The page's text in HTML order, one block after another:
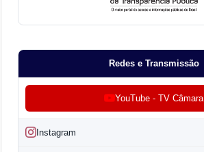
Redes e Transmissão
YouTube - TV Câmara
Instagram